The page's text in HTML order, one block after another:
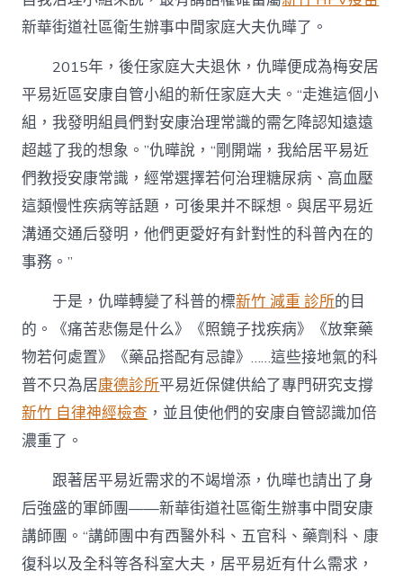
新華街道社區衛生辦事中間家庭大夫仇曄了。
2015年，後任家庭大夫退休，仇曄便成為梅安居
平易近區安康自管小組的新任家庭大夫。“走進這個小
組，我發明組員們對安康治理常識的需乞降認知遠遠
超越了我的想象。”仇曄說，“剛開端，我給居平易近
們教授安康常識，經常選擇若何治理糖尿病、高血壓
這類慢性疾病等話題，可後果并不睬想。與居平易近
溝通交通后發明，他們更愛好有針對性的科普內在的
事務。”
于是，仇曄轉變了科普的標新竹 減重 診所的目
的。《痛苦悲傷是什么》《照鏡子找疾病》《放棄藥
物若何處置》《藥品搭配有忌諱》……這些接地氣的科
普不只為居康德診所平易近保健供給了專門研究支撐
新竹 自律神經檢查 ，並且使他們的安康自管認識加倍
濃重了。
跟著居平易近需求的不竭增添，仇曄也請出了身
后強盛的軍師團——新華街道社區衛生辦事中間安康
講師團。“講師團中有西醫外科、五官科、藥劑科、康
復科以及全科等各科室大夫，居平易近有什么需求，